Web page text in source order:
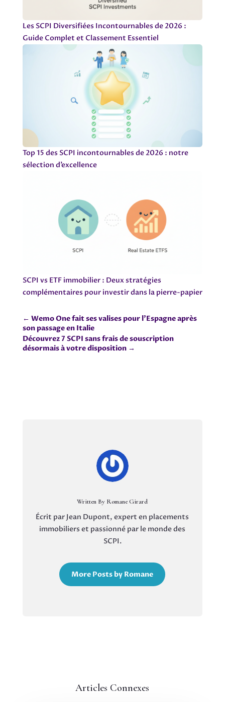
Les SCPI Diversifiées Incontournables de 2026 :
Guide Complet et Classement Essentiel
Top 15 des SCPI incontournables de 2026 : notre
sélection d’excellence
SCPI vs ETF immobilier : Deux stratégies
complémentaires pour investir dans la pierre-papier
← Wemo One fait ses valises pour l'Espagne après
son passage en Italie
Découvrez 7 SCPI sans frais de souscription
désormais à votre disposition→
Written By Romane Girard
Écrit par Jean Dupont, expert en placements
immobiliers et passionné par le monde des
SCPI.
More Posts by Romane
Articles Connexes